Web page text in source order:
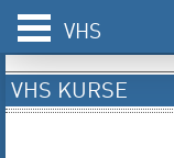
VHS
VHS KURSE